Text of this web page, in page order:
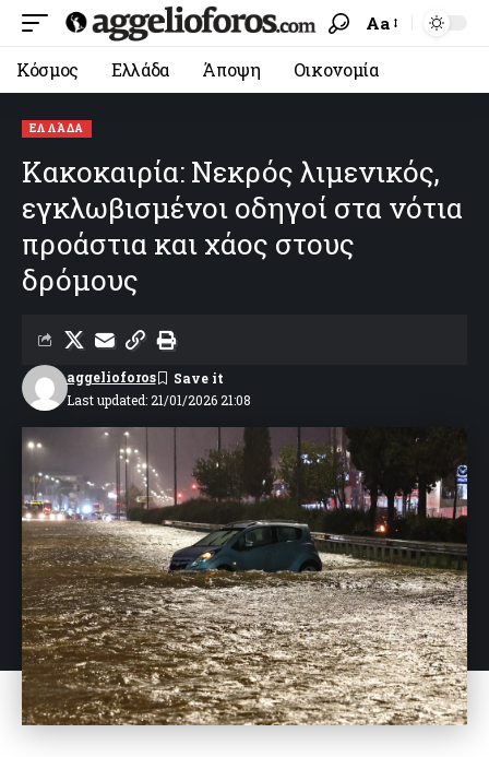
Aa
Κόσμος Ελλάδα Άποψη Οικονομία
ΕΛΛΆΔΑ
Κακοκαιρία: Νεκρός λιμενικός,
εγκλωβισμένοι οδηγοί στα νότια
προάστια και χάος στους
δρόμους
Last updated: 21/01/2026 21:08
aggelioforos